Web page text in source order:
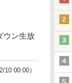
ウン生放
10 00:00）